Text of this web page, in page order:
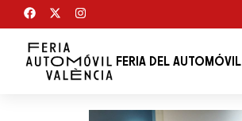
FERIA DEL AUTOMÓVIL